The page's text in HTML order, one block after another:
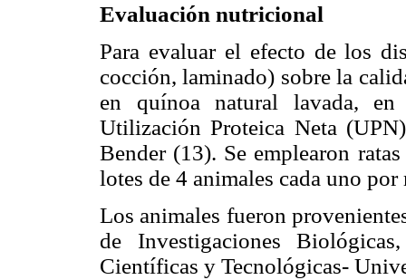
Evaluación nutricional
Para evaluar el efecto de los
cocción, laminado) sobre la
en quínoa natural lavada,
Utilización Proteica Neta
Bender (13). Se emplearon
lotes de 4 animales cada uno por
Los animales fueron
de Investigaciones
Científicas y Tecnológicas-